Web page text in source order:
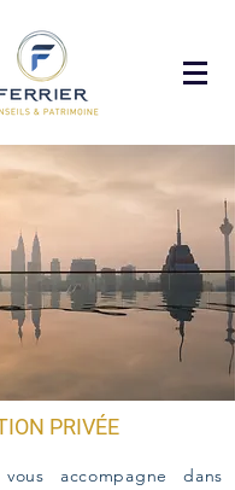
PRIVÉE
accompagne dans